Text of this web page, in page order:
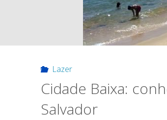
Lazer
Cidade Baixa:
Salvador